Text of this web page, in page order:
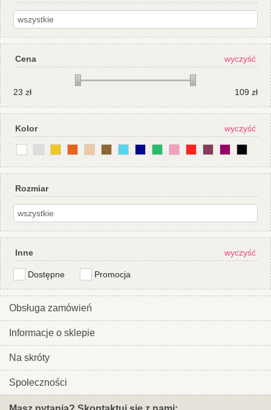
Cena wyczyść
23 zł 109 zł
Kolor wyczyść
Rozmiar
Inne wyczyść
Dostępne Promocja
Obsługa zamówień
Informacje o sklepie
Na skróty
Społeczności